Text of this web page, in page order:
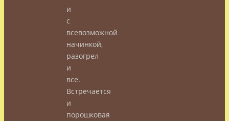
и
с
всевозможной
начинкой,
разогрел
и
все.
Встречается
и
порошковая